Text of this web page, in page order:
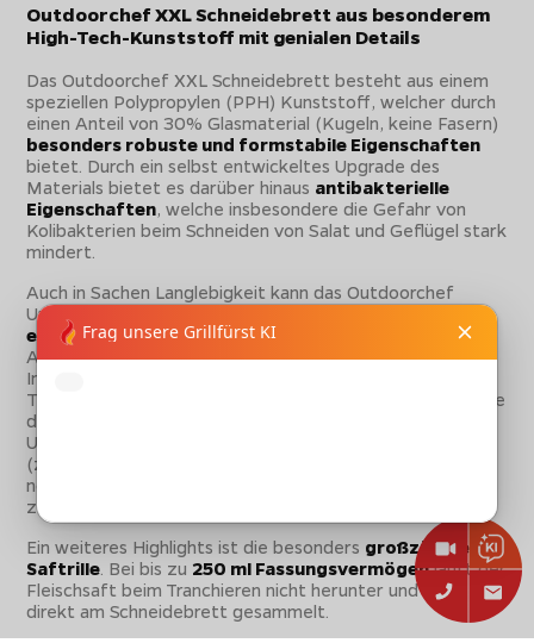
Outdoorchef XXL Schneidebrett aus besonderem
High-Tech-Kunststoff mit genialen Details
Das Outdoorchef XXL Schneidebrett besteht aus einem
speziellen Polypropylen (PPH) Kunststoff, welcher durch
einen Anteil von 30% Glasmaterial (Kugeln, keine Fasern)
besonders robuste und formstabile Eigenschaften
bietet. Durch ein selbst entwickeltes Upgrade des
Materials bietet es darüber hinaus antibakterielle
Eigenschaften, welche insbesondere die Gefahr von
Kolibakterien beim Schneiden von Salat und Geflügel stark
mindert.
Auch in Sachen Langlebigkeit kann das Outdoorchef
Universal Schneidebrett punkten:UV-beständig und
extrem robusttrotzt es sämtlichen Einflüssen. Kein
Ausbleichen, Austrocknen oder Brechen des Materials.
Insbesondere nach Verformung (z.B. durch
Temperatureinflüsse, Lagerung oder ähnliches) können Sie
das Schneidebrett ohne große Mühen wieder in die
Ursprungsform bringen. Hierzu einfach etwas erwärmen
(z.B. in die Sonne legen) und dann - falls überhaupt noch
nötig - mit sanftem Druck in die gewünschte Form
zurückbiegen.
Ein weiteres Highlights ist die besonders großzügige
Saftrille . Bei bis zu 250 ml Fassungsvermögenläuft der
Fleischsaft beim Tranchieren nicht herunter und wird
direkt am Schneidebrett gesammelt.